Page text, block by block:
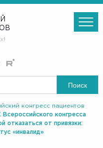
Поиск
конгресс пациентов
конгресса
отказаться от привязки:
«инвалид»